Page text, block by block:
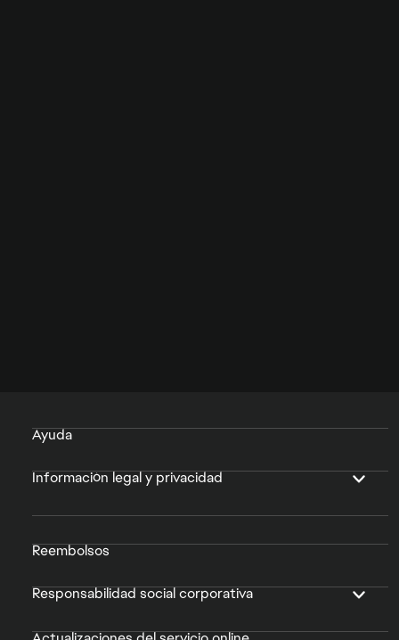
Ayuda
Información legal y privacidad
Reembolsos
Responsabilidad social corporativa